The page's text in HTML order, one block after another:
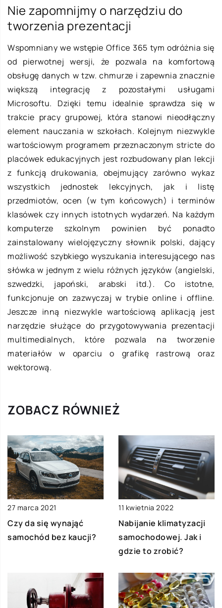
Nie zapomnijmy o narzędziu do
tworzenia prezentacji
Wspomniany we wstępie Office 365 tym odróżnia się
od pierwotnej wersji, że pozwala na komfortową
obsługę danych w tzw. chmurze i zapewnia znacznie
większą integrację z pozostałymi usługami
Microsoftu. Dzięki temu idealnie sprawdza się w
trakcie pracy grupowej, która stanowi nieodłączny
element nauczania w szkołach. Kolejnym niezwykle
wartościowym programem przeznaczonym stricte do
placówek edukacyjnych jest rozbudowany plan lekcji
z funkcją drukowania, obejmujący zarówno wykaz
wszystkich jednostek lekcyjnych, jak i listę
przedmiotów, ocen (w tym końcowych) i terminów
klasówek czy innych istotnych wydarzeń. Na każdym
komputerze szkolnym powinien być ponadto
zainstalowany wielojęzyczny słownik polski, dający
możliwość szybkiego wyszukania interesującego nas
słówka w jednym z wielu różnych języków (angielski,
szwedzki, japoński, arabski itd.). Co istotne,
funkcjonuje on zazwyczaj w trybie online i offline.
Jeszcze inną niezwykle wartościową aplikacją jest
narzędzie służące do przygotowywania prezentacji
multimedialnych, które pozwala na tworzenie
materiałów w oparciu o grafikę rastrową oraz
wektorową.
ZOBACZ RÓWNIEŻ
27 marca 2021
Czy da się wynająć
samochód bez kaucji?
11 kwietnia 2022
Nabijanie klimatyzacji
samochodowej. Jak i
gdzie to zrobić?